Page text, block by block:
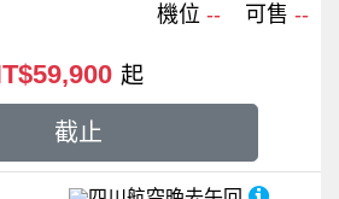
機位 -- 可售 --
起
截止